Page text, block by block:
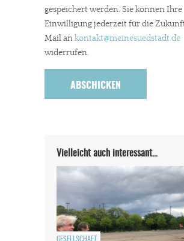
gespeichert werden. Sie können Ihre
Einwilligung jederzeit für die
Mail ankontakt@meinesuedstadt.de
widerrufen.
Vielleicht auch interessant…
GESELLSCHAFT